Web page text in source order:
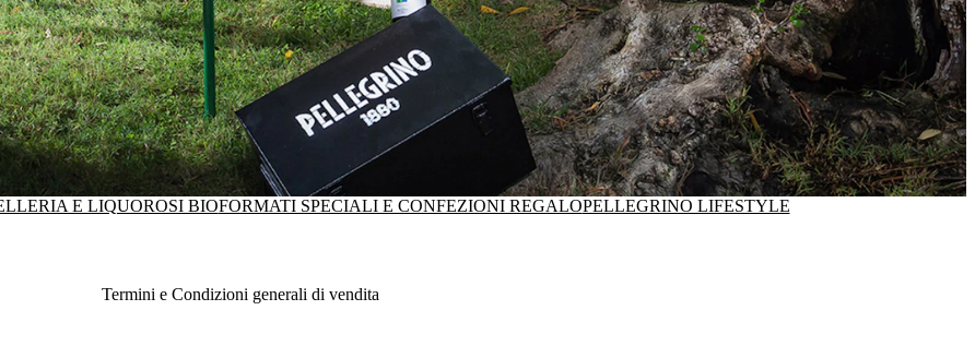
E LIQUOROSI BIOFORMATI SPECIALI E CONFEZIONI REGALOPELLEGRINO LIFESTYLE
Termini e Condizioni generali di vendita